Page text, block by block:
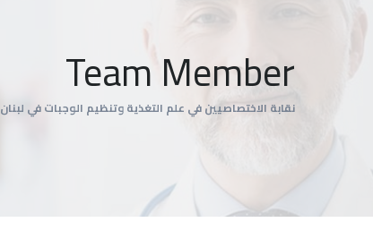
Team Member
نقابة الاختصاصيين في علم التغذية وتنظيم الوجبات في لبنان